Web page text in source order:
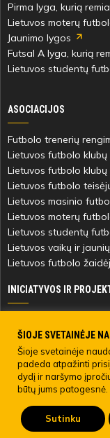
Pirma lyga, kurią
Lietuvos moterų
Jaunimo lygos
Futsal A lyga, kurią
Lietuvos studentų
ASOCIACIJOS
Futbolo trenerių
Lietuvos futbolo
Lietuvos futbolo klubų
Lietuvos futbolo
Lietuvos masinio
Lietuvos moterų
Lietuvos studentų
Lietuvos vaikų ir
Lietuvos futbolo
INICIATYVOS IR
Paramos fondai
Medicinos centras
Live Your Goals
© 2022 LIETUVOS
ŠIOJE SVETAINĖJE
Šioje svetainėje
padeda atpažinti
dydį ir naršymo
būtų jums
Sutinku